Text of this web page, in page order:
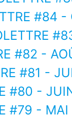
#84 -
#82 -
#81 -
#80 -
#79 -